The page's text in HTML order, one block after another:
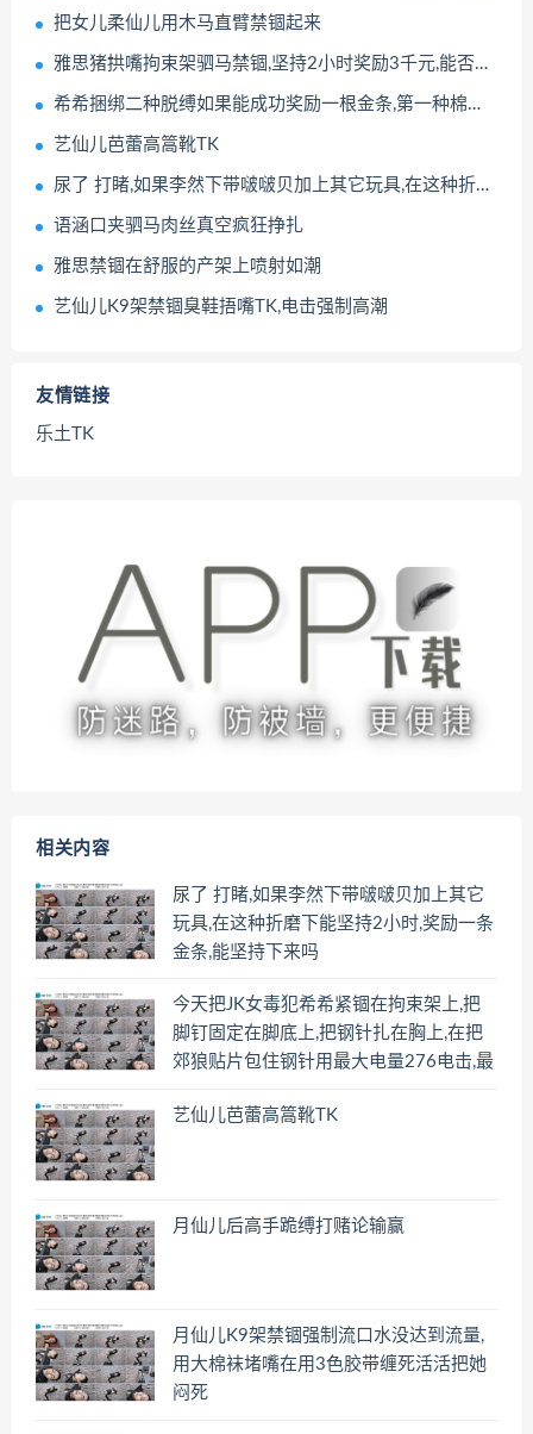
把女儿柔仙儿用木马直臂禁锢起来
雅思猪拱嘴拘束架驷马禁锢,坚持2小时奖励3千元,能否挑战成功
希希捆绑二种脱缚如果能成功奖励一根金条,第一种棉袜套手捆绑逃脱成功,第2种空心铁球套手捆绑驷马能逃脱吗
艺仙儿芭蕾高篙靴TK
尿了 打睹,如果李然下带啵啵贝加上其它玩具,在这种折磨下能坚持2小时,奖励一条金条,能坚持下来吗
语涵口夹驷马肉丝真空疯狂挣扎
雅思禁锢在舒服的产架上喷射如潮
艺仙儿K9架禁锢臭鞋捂嘴TK,电击强制高潮
友情链接
乐土TK
相关内容
尿了 打睹,如果李然下带啵啵贝加上其它
玩具,在这种折磨下能坚持2小时,奖励一条
金条,能坚持下来吗
今天把JK女毒犯希希紧锢在拘束架上,把
脚钉固定在脚底上,把钢针扎在胸上,在把
郊狼贴片包住钢针用最大电量276电击,最
艺仙儿芭蕾高篙靴TK
月仙儿后高手跪缚打赌论输赢
月仙儿K9架禁锢强制流口水没达到流量,
用大棉袜堵嘴在用3色胶带缠死活活把她
闷死